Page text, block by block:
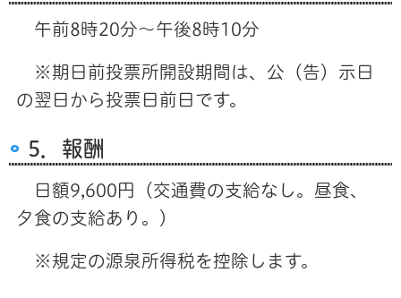
午前8時20分～午後8時10分
※期日前投票所開設期間は、公（告）示日
の翌日から投票日前日です。
5．報酬
日額9,600円（交通費の支給なし。昼食、
夕食の支給あり。）
※規定の源泉所得税を控除します。